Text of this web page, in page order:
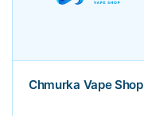
Chmurka Vape Shop